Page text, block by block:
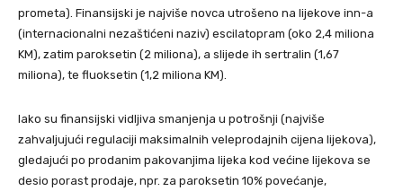
prometa). Finansijski je najviše novca utrošeno na lijekove inn-a
(internacionalni nezaštićeni naziv) escilatopram (oko 2,4 miliona
KM), zatim paroksetin (2 miliona), a slijede ih sertralin (1,67
miliona), te fluoksetin (1,2 miliona KM).
Iako su finansijski vidljiva smanjenja u potrošnji (najviše
zahvaljujući regulaciji maksimalnih veleprodajnih cijena lijekova),
gledajući po prodanim pakovanjima lijeka kod većine lijekova se
desio porast prodaje, npr. za paroksetin 10% povećanje,